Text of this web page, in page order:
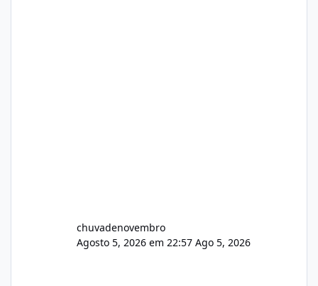
chuvadenovembro
Agosto 5, 2026 em 22:57 Ago 5, 2026